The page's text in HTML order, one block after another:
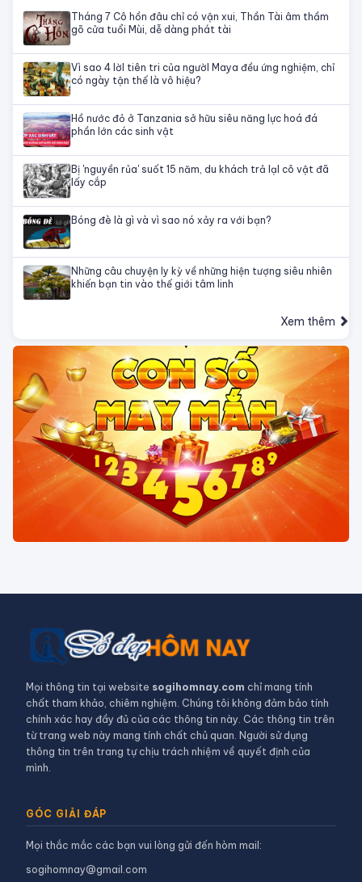
Tháng 7 Cô hồn đâu chỉ có vận xui, Thần Tài âm thầm
gõ cửa tuổi Mùi, dễ dàng phát tài
Vì sao 4 lờI tiên tri của ngườI Maya đều ứng nghiệm, chỉ
có ngày tận thế là vô hiệu?
Hồ nước đỏ ở Tanzania sở hữu siêu năng lực hoá đá
phần lớn các sinh vật
Bị 'nguyền rủa' suốt 15 năm, du khách trả lạI cô vật đã
lấy cắp
Bóng đè là gì và vì sao nó xảy ra với bạn?
Những câu chuyện ly kỳ về những hiện tượng siêu nhiên
khiến bạn tin vào thế giới tâm linh
Xem thêm
Mọi thông tin tại website sogihomnay.com chỉ mang tính
chất tham khảo, chiêm nghiệm. Chúng tôi không đảm bảo tính
chính xác hay đầy đủ của các thông tin này. Các thông tin trên
từ trang web này mang tính chất chủ quan. Người sử dụng
thông tin trên trang tự chịu trách nhiệm về quyết định của
mình.
GÓC GIẢI ĐÁP
Mọi thắc mắc các bạn vui lòng gửi đến hòm mail:
sogihomnay@gmail.com